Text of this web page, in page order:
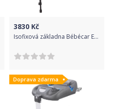
3830 Kč
Isofixová základna Bébécar Easymaxi
Doprava zdarma